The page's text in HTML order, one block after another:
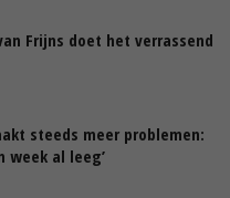
Frijns doet het verrassend
steeds meer problemen:
week al leeg’